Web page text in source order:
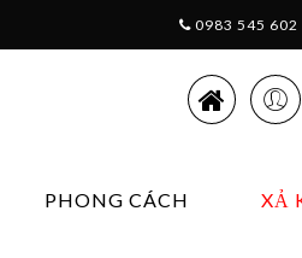
0983 545 602
PHONG CÁCH XẢ